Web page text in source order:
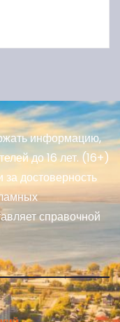
информацию,
до 16 лет. (16+)
за достоверность
справочной